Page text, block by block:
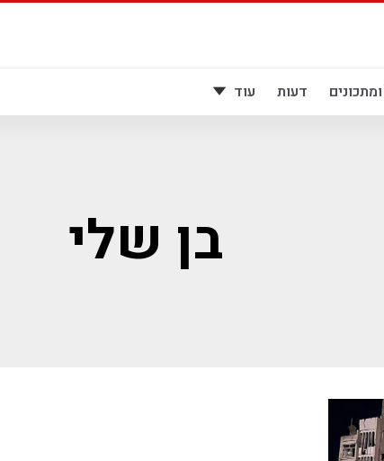
דעות עוד
בן שלי